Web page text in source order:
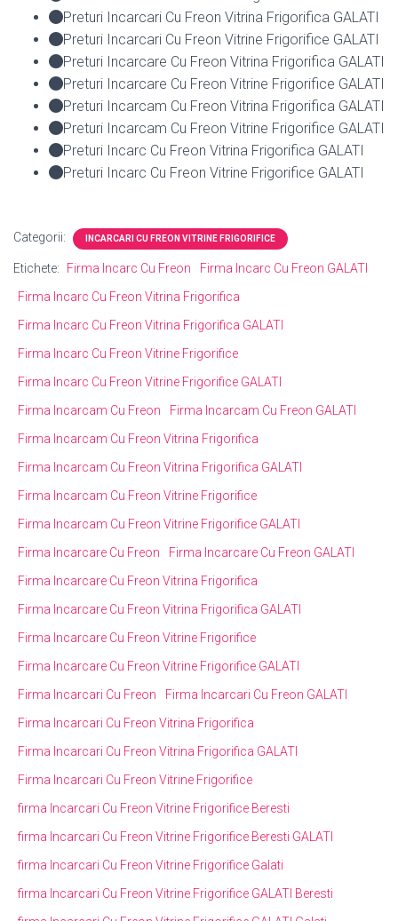
Preturi Incarcari Cu Freon Vitrina Frigorifica GALATI
Preturi Incarcari Cu Freon Vitrine Frigorifice GALATI
Preturi Incarcare Cu Freon Vitrina Frigorifica GALATI
Preturi Incarcare Cu Freon Vitrine Frigorifice GALATI
Preturi Incarcam Cu Freon Vitrina Frigorifica GALATI
Preturi Incarcam Cu Freon Vitrine Frigorifice GALATI
Preturi Incarc Cu Freon Vitrina Frigorifica GALATI
Preturi Incarc Cu Freon Vitrine Frigorifice GALATI
Categorii: INCARCARI CU FREON VITRINE FRIGORIFICE
Etichete: Firma Incarc Cu Freon
Firma Incarc Cu Freon GALATI
Firma Incarc Cu Freon Vitrina Frigorifica
Firma Incarc Cu Freon Vitrina Frigorifica GALATI
Firma Incarc Cu Freon Vitrine Frigorifice
Firma Incarc Cu Freon Vitrine Frigorifice GALATI
Firma Incarcam Cu Freon
Firma Incarcam Cu Freon GALATI
Firma Incarcam Cu Freon Vitrina Frigorifica
Firma Incarcam Cu Freon Vitrina Frigorifica GALATI
Firma Incarcam Cu Freon Vitrine Frigorifice
Firma Incarcam Cu Freon Vitrine Frigorifice GALATI
Firma Incarcare Cu Freon
Firma Incarcare Cu Freon GALATI
Firma Incarcare Cu Freon Vitrina Frigorifica
Firma Incarcare Cu Freon Vitrina Frigorifica GALATI
Firma Incarcare Cu Freon Vitrine Frigorifice
Firma Incarcare Cu Freon Vitrine Frigorifice GALATI
Firma Incarcari Cu Freon
Firma Incarcari Cu Freon GALATI
Firma Incarcari Cu Freon Vitrina Frigorifica
Firma Incarcari Cu Freon Vitrina Frigorifica GALATI
Firma Incarcari Cu Freon Vitrine Frigorifice
firma Incarcari Cu Freon Vitrine Frigorifice Beresti
firma Incarcari Cu Freon Vitrine Frigorifice Beresti GALATI
firma Incarcari Cu Freon Vitrine Frigorifice Galati
firma Incarcari Cu Freon Vitrine Frigorifice GALATI Beresti